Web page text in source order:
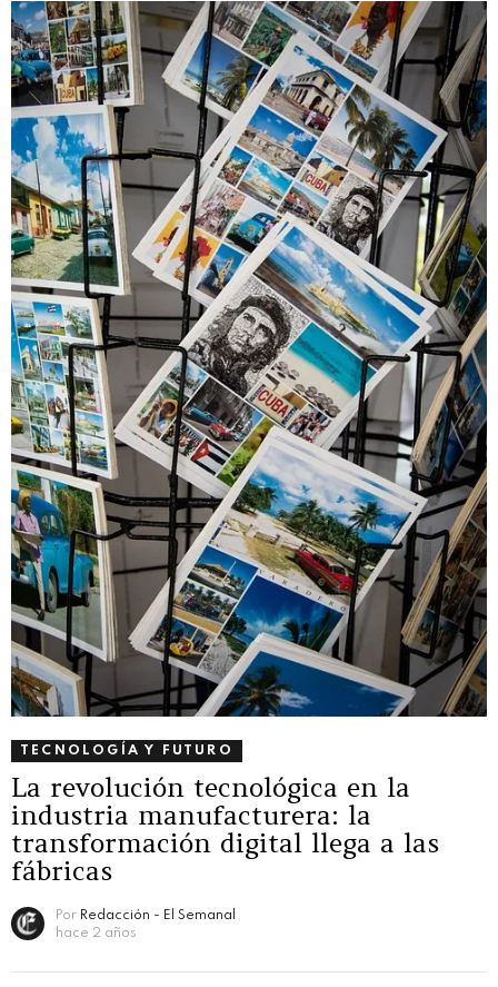
TECNOLOGÍA Y FUTURO
La revolución tecnológica en la
industria manufacturera: la
transformación digital llega a las
fábricas
Por Redacción - El Semanal
hace 2 años